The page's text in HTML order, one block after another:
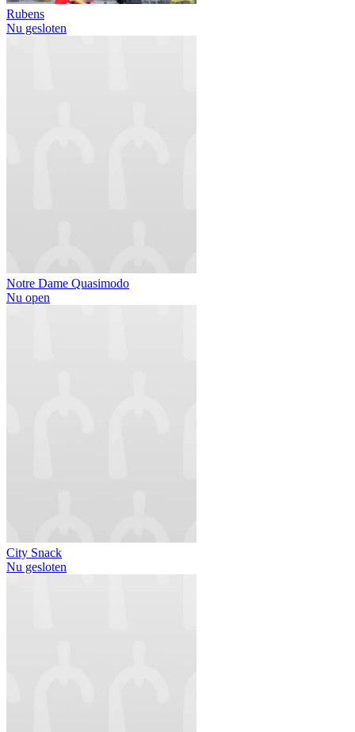
Rubens
Nu gesloten
Notre Dame Quasimodo
Nu open
City Snack
Nu gesloten